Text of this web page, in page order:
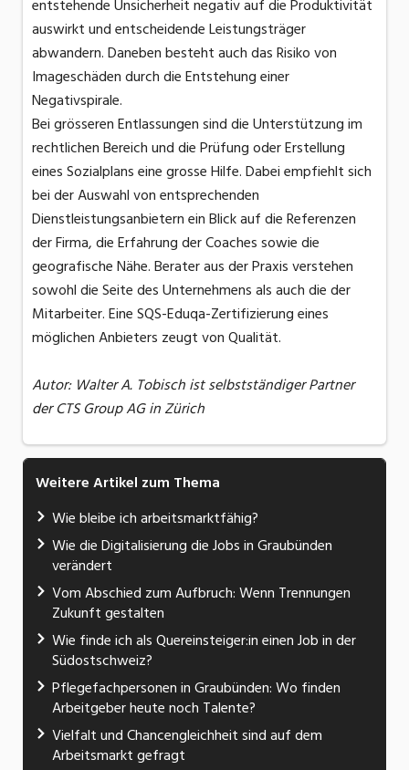
entstehende Unsicherheit negativ auf die Produktivität
auswirkt und entscheidende Leistungsträger
abwandern. Daneben besteht auch das Risiko von
Imageschäden durch die Entstehung einer
Negativspirale.
Bei grösseren Entlassungen sind die Unterstützung im
rechtlichen Bereich und die Prüfung oder Erstellung
eines Sozialplans eine grosse Hilfe. Dabei empfiehlt sich
bei der Auswahl von entsprechenden
Dienstleistungsanbietern ein Blick auf die Referenzen
der Firma, die Erfahrung der Coaches sowie die
geografische Nähe. Berater aus der Praxis verstehen
sowohl die Seite des Unternehmens als auch die der
Mitarbeiter. Eine SQS-Eduqa-Zertifizierung eines
möglichen Anbieters zeugt von Qualität.
Autor: Walter A. Tobisch ist selbstständiger Partner
der CTS Group AG in Zürich
Weitere Artikel zum Thema
Wie bleibe ich arbeitsmarktfähig?
Wie die Digitalisierung die Jobs in Graubünden
verändert
Vom Abschied zum Aufbruch: Wenn Trennungen
Zukunft gestalten
Wie finde ich als Quereinsteiger:in einen Job in der
Südostschweiz?
Pflegefachpersonen in Graubünden: Wo finden
Arbeitgeber heute noch Talente?
Vielfalt und Chancengleichheit sind auf dem
Arbeitsmarkt gefragt